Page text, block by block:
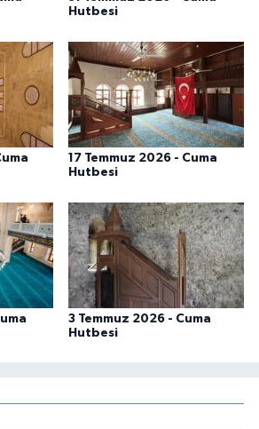
Hutbesi
17 Temmuz 2026 - Cuma
Hutbesi
3 Temmuz 2026 - Cuma
Hutbesi